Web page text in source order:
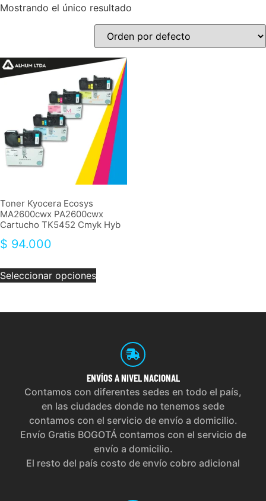
Mostrando el único resultado
Toner Kyocera Ecosys
MA2600cwx PA2600cwx
Cartucho TK5452 Cmyk Hyb
$ 94.000
Seleccionar opciones
ENVÍOS A NIVEL NACIONAL
Contamos con diferentes sedes en todo el país,
en las ciudades donde no tenemos sede
contamos con el servicio de envío a domicilio.
Envío Gratis BOGOTÁ contamos con el servicio de
envío a domicilio.
El resto del país costo de envío cobro adicional